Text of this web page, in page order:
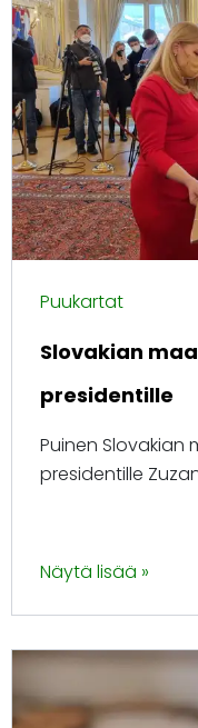
Puukartat
Slovakian
presidentille
Puinen Slovakian
presidentille
Näytä lisää »